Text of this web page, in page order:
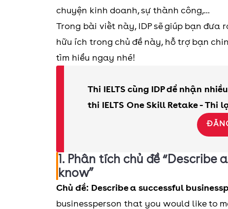
chuyện kinh doanh, sự thành công,...
Trong bài viết này, IDP sẽ giúp bạn
hữu ích trong chủ đề này, hỗ trợ bạn
tìm hiểu ngay nhé!
Thi IELTS cùng IDP để nhận
thi IELTS One Skill Retake - Thi
1. Phân tích chủ đề
know”
Chủ đề: Describe a successful
businessperson that you would like to